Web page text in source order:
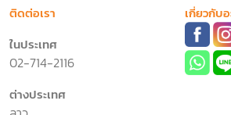
ติดต่อเรา
ในประเทศ
02-714-2116
ต่างประเทศ
เกี่ยวกับ